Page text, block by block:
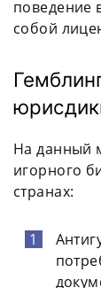
поведение
собой
На данный
игорного
странах: